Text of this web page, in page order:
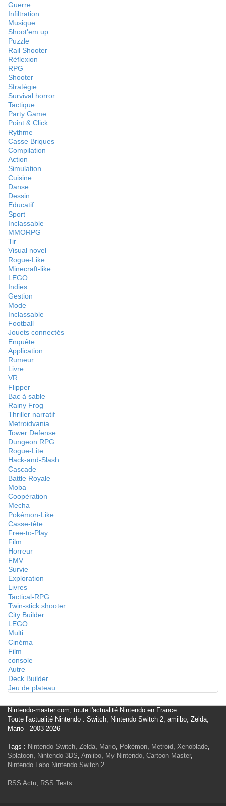
Guerre
Infiltration
Musique
Shoot'em up
Puzzle
Rail Shooter
Réflexion
RPG
Shooter
Stratégie
Survival horror
Tactique
Party Game
Point & Click
Rythme
Casse Briques
Compilation
Action
Simulation
Cuisine
Danse
Dessin
Educatif
Sport
Inclassable
MMORPG
Tir
Visual novel
Rogue-Like
Minecraft-like
LEGO
Indies
Gestion
Mode
Inclassable
Football
Jouets connectés
Enquête
Application
Rumeur
Livre
VR
Flipper
Bac à sable
Rainy Frog
Thriller narratif
Metroidvania
Tower Defense
Dungeon RPG
Rogue-Lite
Hack-and-Slash
Cascade
Battle Royale
Moba
Coopération
Mecha
Pokémon-Like
Casse-tête
Free-to-Play
Film
Horreur
FMV
Survie
Exploration
Livres
Tactical-RPG
Twin-stick shooter
City Builder
LEGO
Multi
Cinéma
Film
console
Autre
Deck Builder
Jeu de plateau
Nintendo-master.com, toute l'actualité Nintendo en France
Toute l'actualité Nintendo : Switch, Nintendo Switch 2, amiibo, Zelda,
Mario - 2003-2026
Tags : Nintendo Switch, Zelda, Mario, Pokémon, Metroid, Xenoblade,
Splatoon, Nintendo 3DS, Amiibo, My Nintendo, Cartoon Master,
Nintendo Labo Nintendo Switch 2
RSS Actu, RSS Tests